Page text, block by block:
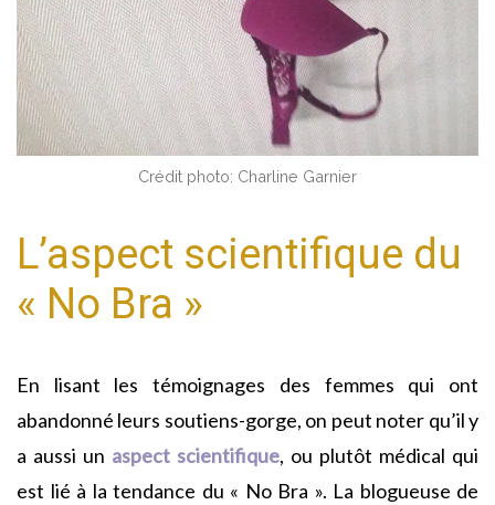
Crédit photo: Charline Garnier
L’aspect scientifique du
« No Bra »
En lisant les témoignages des femmes qui ont
abandonné leurs soutiens-gorge, on peut noter qu’il y
a aussi un aspect scientifique, ou plutôt médical qui
est lié à la tendance du « No Bra ». La blogueuse de